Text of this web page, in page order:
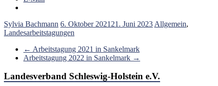
Sylvia Bachmann 6. Oktober 2021 21. Juni 2023 Allgemein,
Landesarbeitstagungen
← Arbeitstagung 2021 in Sankelmark
Arbeitstagung 2022 in Sankelmark →
Landesverband Schleswig-Holstein e.V.